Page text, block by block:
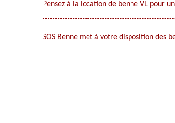
Pensez à la location de benne VL pour
SOS Benne met à votre disposition des